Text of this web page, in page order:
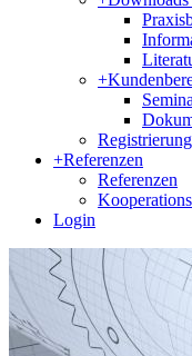
+
Registrierung
+Referenzen
Referenzen
Login